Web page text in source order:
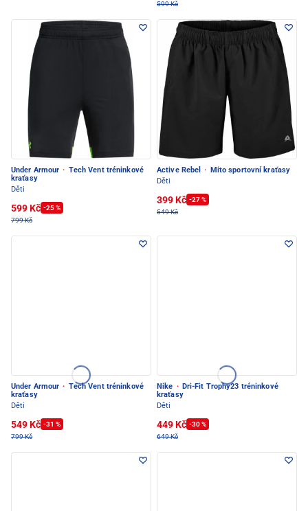
599 Kč
Under Armour · Tech Vent tréninkové
kraťasy
Děti
599 Kč -25 %
799 Kč
Active Rebel ·
Mito sportovní kraťasy
Děti
399 Kč -27 %
549 Kč
Under Armour · Tech Vent tréninkové
kraťasy
Děti
549 Kč -31 %
799 Kč
Nike · Dri-Fit Trophy23 tréninkové
kraťasy
Děti
449 Kč -30 %
649 Kč